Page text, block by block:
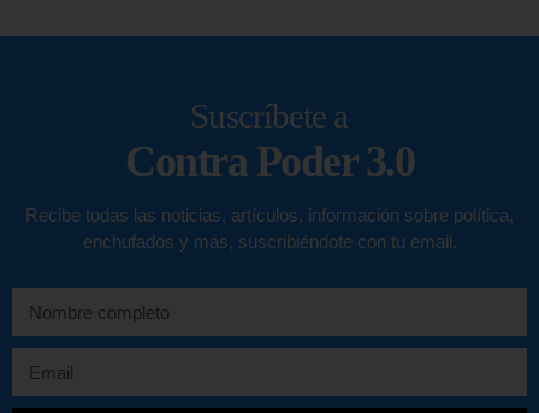
Suscríbete a
Contra Poder 3.0
Recibe todas las noticias, artículos, información sobre política,
enchufados y más, suscribiéndote con tu email.